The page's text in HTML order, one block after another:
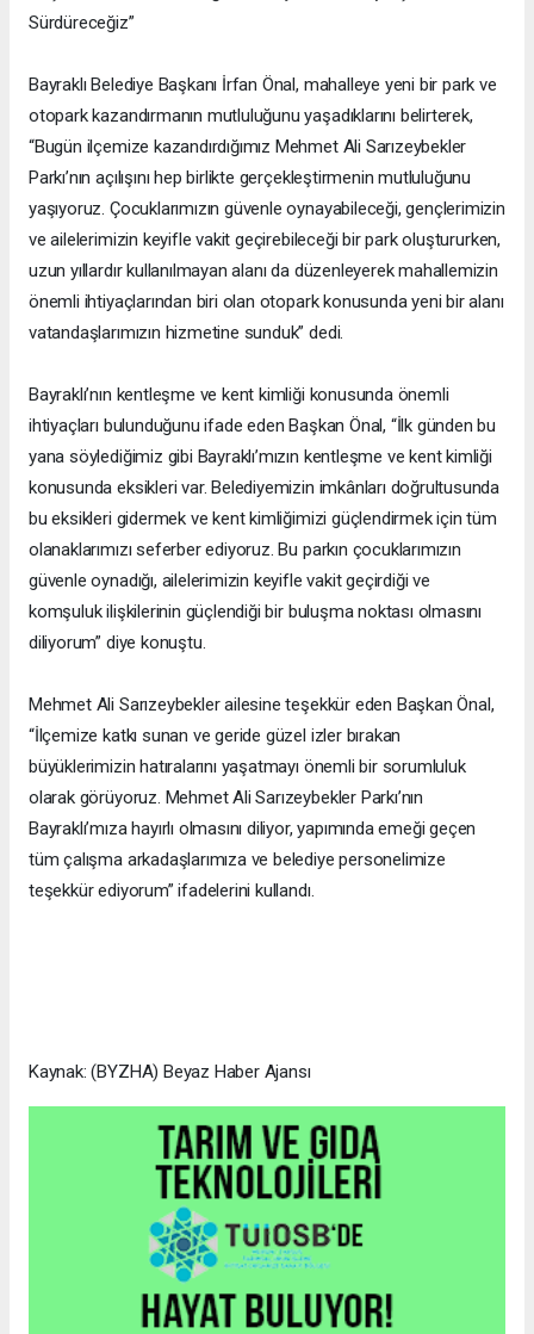
Sürdüreceğiz”
Bayraklı Belediye Başkanı İrfan Önal, mahalleye yeni bir park ve
otopark kazandırmanın mutluluğunu yaşadıklarını belirterek,
“Bugün ilçemize kazandırdığımız Mehmet Ali Sarızeybekler
Parkı’nın açılışını hep birlikte gerçekleştirmenin mutluluğunu
yaşıyoruz. Çocuklarımızın güvenle oynayabileceği, gençlerimizin
ve ailelerimizin keyifle vakit geçirebileceği bir park oluştururken,
uzun yıllardır kullanılmayan alanı da düzenleyerek mahallemizin
önemli ihtiyaçlarından biri olan otopark konusunda yeni bir alanı
vatandaşlarımızın hizmetine sunduk” dedi.
Bayraklı’nın kentleşme ve kent kimliği konusunda önemli
ihtiyaçları bulunduğunu ifade eden Başkan Önal, “İlk günden bu
yana söylediğimiz gibi Bayraklı’mızın kentleşme ve kent kimliği
konusunda eksikleri var. Belediyemizin imkânları doğrultusunda
bu eksikleri gidermek ve kent kimliğimizi güçlendirmek için tüm
olanaklarımızı seferber ediyoruz. Bu parkın çocuklarımızın
güvenle oynadığı, ailelerimizin keyifle vakit geçirdiği ve
komşuluk ilişkilerinin güçlendiği bir buluşma noktası olmasını
diliyorum” diye konuştu.
Mehmet Ali Sarızeybekler ailesine teşekkür eden Başkan Önal,
“İlçemize katkı sunan ve geride güzel izler bırakan
büyüklerimizin hatıralarını yaşatmayı önemli bir sorumluluk
olarak görüyoruz. Mehmet Ali Sarızeybekler Parkı’nın
Bayraklı’mıza hayırlı olmasını diliyor, yapımında emeği geçen
tüm çalışma arkadaşlarımıza ve belediye personelimize
teşekkür ediyorum” ifadelerini kullandı.
Kaynak: (BYZHA) Beyaz Haber Ajansı